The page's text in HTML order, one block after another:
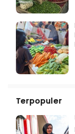
Terpopuler